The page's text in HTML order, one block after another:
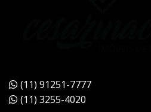
(11) 91251-7777
(11) 3255-4020